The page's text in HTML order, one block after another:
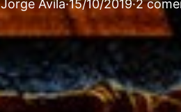
Jorge Avila·15/10/2019·2